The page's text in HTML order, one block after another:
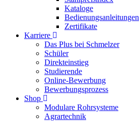
Kataloge
Bedienungsanleitungen
Zertifikate
Karriere
Das Plus bei Schmelzer
Schüler
Direkteinstieg
Studierende
Online-Bewerbung
Bewerbungsprozess
Shop
Modulare Rohrsysteme
Agrartechnik